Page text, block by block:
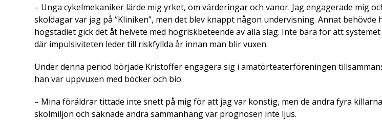
– Unga cykelmekaniker lärde mig yrket, om värderingar och vanor. Jag engagerade mig
skoldagar var jag på “Kliniken”, men det blev knappt någon undervisning. Annat behövde
högstadiet gick det åt helvete med högriskbeteende av alla slag. Inte bara för att
där impulsiviteten leder till riskfyllda år innan man blir vuxen.
Under denna period började Kristoffer engagera sig i amatörteaterföreningen
han var uppvuxen med böcker och bio:
– Mina föräldrar tittade inte snett på mig för att jag var konstig, men de andra fyra
skolmiljön och saknade andra sammanhang var prognosen inte ljus.